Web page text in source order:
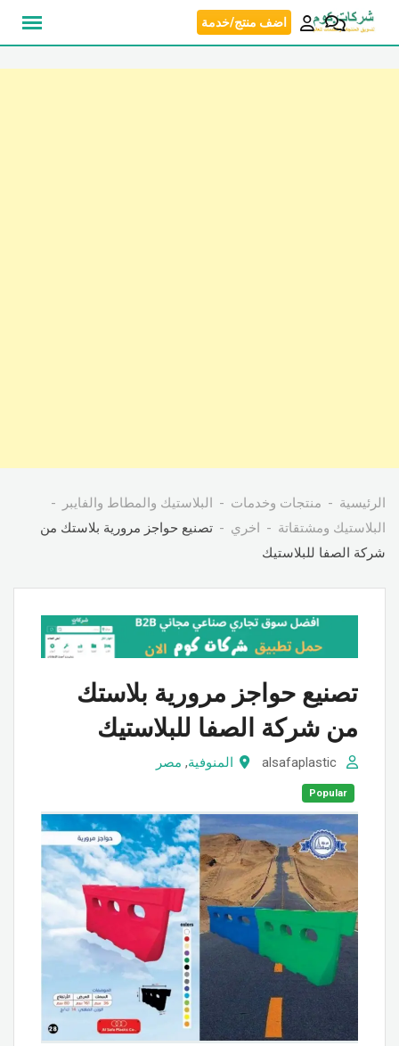
انتقل
اضف منتج/خدمة
الرئيسية منتجات وخدمات
البلاستيك والمطاط والفايبر
البلاستيك ومشتقاتة
اخري
تصنيع حواجز مرورية بلاستك من
شركة الصفا للبلاستيك
تصنيع حواجز مرورية بلاستك
من شركة الصفا للبلاستيك
المنوفية, مصر
Popular